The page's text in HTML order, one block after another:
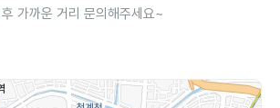
가까운 거리 문의해주세요~